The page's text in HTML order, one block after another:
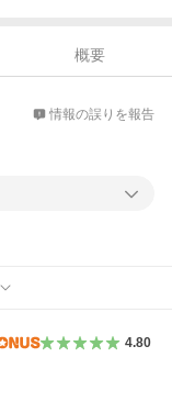
概要
情報の誤りを報告
4.80